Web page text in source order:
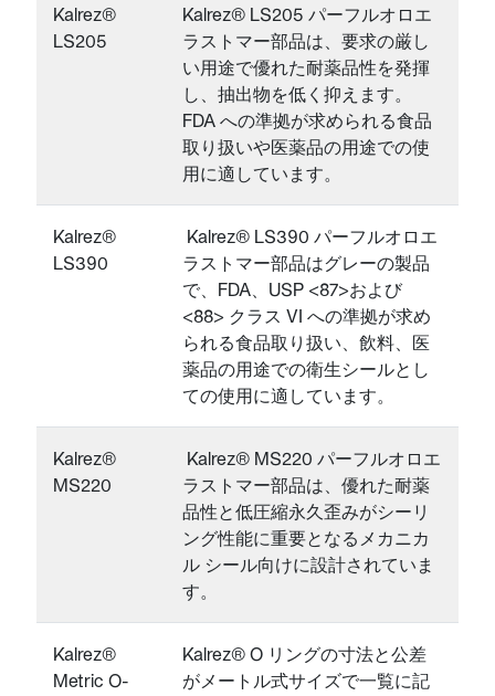
Kalrez®
LS205
Kalrez® LS205 パーフルオロエ
ラストマー部品は、要求の厳し
い用途で優れた耐薬品性を発揮
し、抽出物を低く抑えます。
FDA への準拠が求められる食品
取り扱いや医薬品の用途での使
用に適しています。
Kalrez®
LS390
Kalrez® LS390 パーフルオロエ
ラストマー部品はグレーの製品
で、FDA、USP <87>および
<88> クラス VI への準拠が求め
られる食品取り扱い、飲料、医
薬品の用途での衛生シールとし
ての使用に適しています。
Kalrez®
MS220
Kalrez® MS220 パーフルオロエ
ラストマー部品は、優れた耐薬
品性と低圧縮永久歪みがシーリ
ング性能に重要となるメカニカ
ル シール向けに設計されていま
す。
Kalrez®
Metric O-
Kalrez® O リングの寸法と公差
がメートル式サイズで一覧に記